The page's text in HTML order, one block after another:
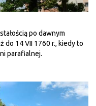
po dawnym
do 14 VII 1760 r., kiedy to
parafialnej.